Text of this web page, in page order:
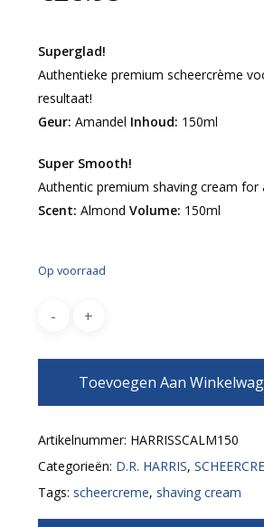
Superglad!
Authentieke premium scheercrème
resultaat!
Geur: Amandel Inhoud: 150ml
Super Smooth!
Authentic premium shaving cream for
Scent: Almond Volume: 150ml
Op voorraad
Toevoegen Aan
Artikelnummer: HARRISSCALM150
Categorieën: D.R. HARRIS,
Tags: scheercreme, shaving cream